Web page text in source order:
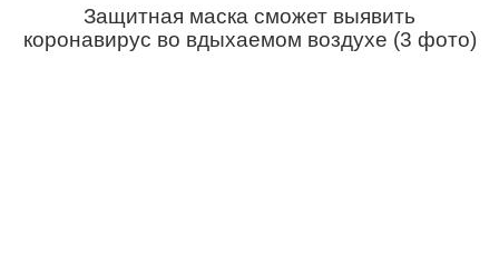
Защитная маска сможет выявить
коронавирус во вдыхаемом воздухе (3 фото)